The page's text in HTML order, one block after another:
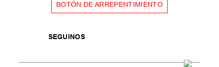
BOTÓN DE ARREPENTIMIENTO
SEGUINOS